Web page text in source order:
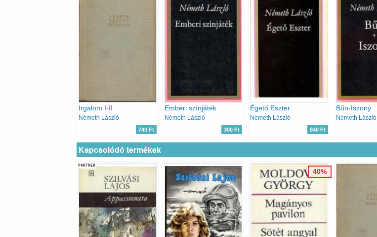
Irgalom I-II.
Németh László
740 Ft
Emberi színjáték
Németh László
300 Ft
Égető Eszter
Németh László
840 Ft
Bűn-Iszony
Németh László
Kapcsolódó termékek
PARTNER
40%